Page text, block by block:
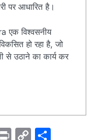
पर आधारित है।
एक विश्वसनीय
हो रहा है, जो
से उठाने का कार्य कर
Pr C